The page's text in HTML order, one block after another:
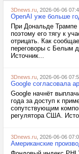
3Dnews.ru , 2026-06-06
OpenAI уже больше
При Дональде Трампе
поэтому его тягу к
отрицать. Как
переговоры с Белым
Источник...
3Dnews.ru , 2026-06-06
Google согласовала
Google начнёт
года за доступ к
сопутствующим
регулятора США.
3Dnews.ru , 2026-06-06
Американские